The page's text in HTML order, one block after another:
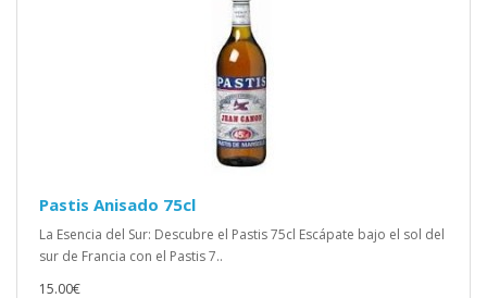
Pastis Anisado 75cl
La Esencia del Sur: Descubre el Pastis 75cl Escápate bajo el sol del
sur de Francia con el Pastis 7..
15.00€